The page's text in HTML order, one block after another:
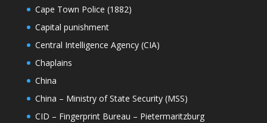
Cape Town Police (1882)
Capital punishment
Central Intelligence Agency (CIA)
Chaplains
China
China – Ministry of State Security (MSS)
CID – Fingerprint Bureau – Pietermaritzburg